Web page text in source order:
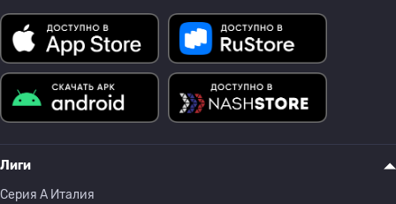
Лиги
Серия A Италия